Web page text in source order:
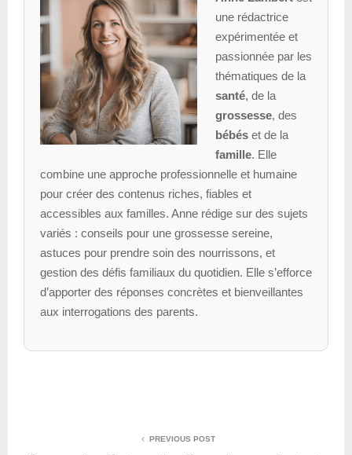
une rédactrice
expérimentée et
passionnée par les
thématiques de la
santé, de la
grossesse, des
bébéset de la
famille. Elle
combine une approche professionnelle et humaine
pour créer des contenus riches, fiables et
accessibles aux familles. Anne rédige sur des sujets
variés : conseils pour une grossesse sereine,
astuces pour prendre soin des nourrissons, et
gestion des défis familiaux du quotidien. Elle s’efforce
d’apporter des réponses concrètes et bienveillantes
aux interrogations des parents.
PREVIOUS POST